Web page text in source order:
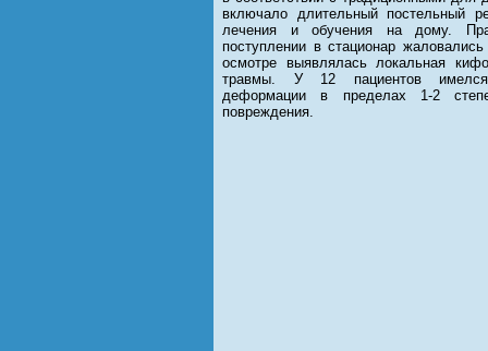
включало длительный постельный
лечения и обучения на дому.
поступлении в стационар
осмотре выявлялась локальная
травмы. У 12 пациентов имелся
деформации в пределах 1-2
повреждения.